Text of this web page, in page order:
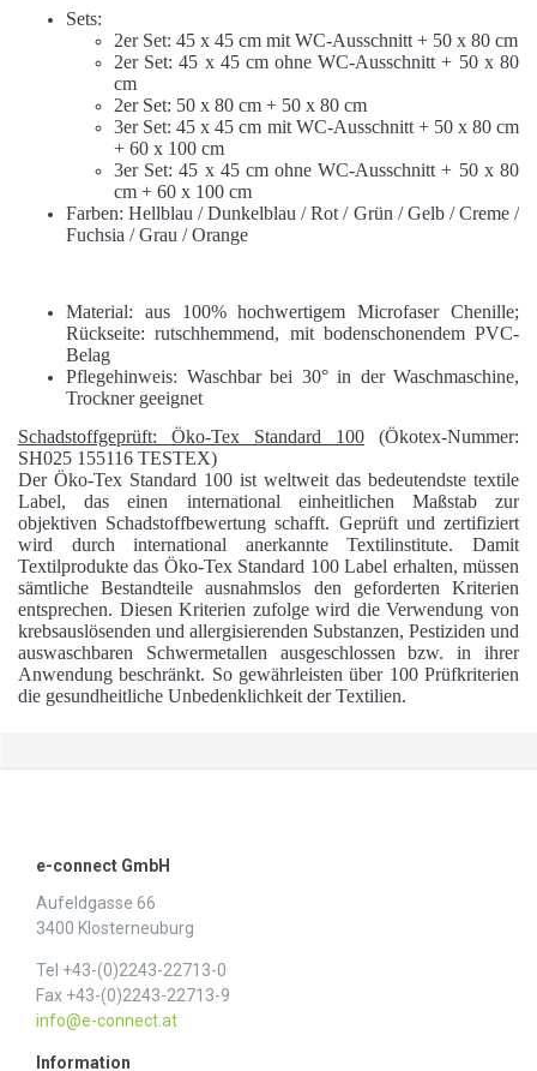
Sets:
2er Set: 45 x 45 cm mit WC-Ausschnitt + 50 x 80 cm
2er Set: 45 x 45 cm ohne WC-Ausschnitt + 50 x 80
cm
2er Set: 50 x 80 cm + 50 x 80 cm
3er Set: 45 x 45 cm mit WC-Ausschnitt + 50 x 80 cm
+ 60 x 100 cm
3er Set: 45 x 45 cm ohne WC-Ausschnitt + 50 x 80
cm + 60 x 100 cm
Farben: Hellblau / Dunkelblau / Rot / Grün / Gelb / Creme /
Fuchsia / Grau / Orange
Material: aus 100% hochwertigem Microfaser Chenille;
Rückseite: rutschhemmend, mit bodenschonendem PVC-
Belag
Pflegehinweis: Waschbar bei 30° in der Waschmaschine,
Trockner geeignet
Schadstoffgeprüft: Öko-Tex Standard 100 (Ökotex-Nummer:
SH025 155116 TESTEX)
Der Öko-Tex Standard 100 ist weltweit das bedeutendste textile
Label, das einen international einheitlichen Maßstab zur
objektiven Schadstoffbewertung schafft. Geprüft und zertifiziert
wird durch international anerkannte Textilinstitute. Damit
Textilprodukte das Öko-Tex Standard 100 Label erhalten, müssen
sämtliche Bestandteile ausnahmslos den geforderten Kriterien
entsprechen. Diesen Kriterien zufolge wird die Verwendung von
krebsauslösenden und allergisierenden Substanzen, Pestiziden und
auswaschbaren Schwermetallen ausgeschlossen bzw. in ihrer
Anwendung beschränkt. So gewährleisten über 100 Prüfkriterien
die gesundheitliche Unbedenklichkeit der Textilien.
e-connect GmbH
Aufeldgasse 66
3400 Klosterneuburg
Tel +43-(0)2243-22713-0
Fax +43-(0)2243-22713-9
info@e-connect.at
Information